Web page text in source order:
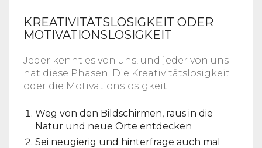
KREATIVITÄTSLOSIGKEIT ODER
MOTIVATIONSLOSIGKEIT
Jeder kennt es von uns, und jeder von uns
hat diese Phasen: Die Kreativitätslosigkeit
oder die Motivationslosigkeit
Weg von den Bildschirmen, raus in die
Natur und neue Orte entdecken
Sei neugierig und hinterfrage auch mal